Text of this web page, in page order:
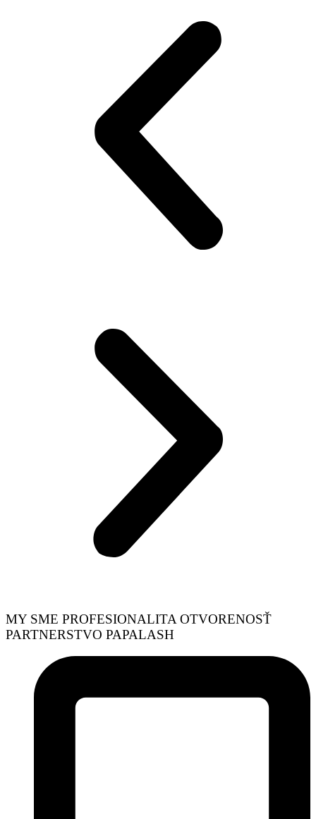
MY SME PROFESIONALITA OTVORENOSŤ
PARTNERSTVO PAPALASH